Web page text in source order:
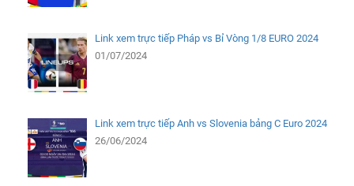
Link xem trực tiếp Pháp vs Bỉ Vòng 1/8 EURO 2024
01/07/2024
Link xem trực tiếp Anh vs Slovenia bảng C Euro 2024
26/06/2024